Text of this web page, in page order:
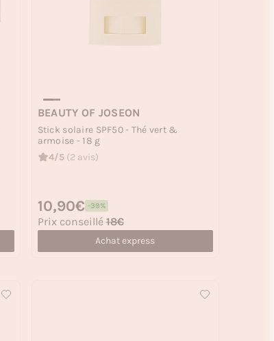
BEAUTY OF JOSEON
Stick solaire SPF50 - Thé vert &
armoise - 18 g
4/5 (2 avis)
Prix soldé
10,90€ -39%
Prix habituel
Prix conseillé 18€
Achat express